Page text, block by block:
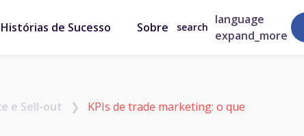
Histórias de Sucesso Sobre search
language
expand_more
e Sell-out ❯ KPIs de trade marketing: o que